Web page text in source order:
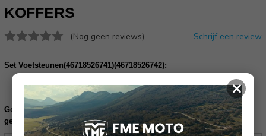
KOFFERS
(Nog geen reviews) Schrijf een review
Set Voetsteunen(46718526741)(46718526742):
Bestel de Set voetsteunen
Gelieve uw frame nummer in te vullen ter controle of dit product
geschikt is voor uw motor:
×